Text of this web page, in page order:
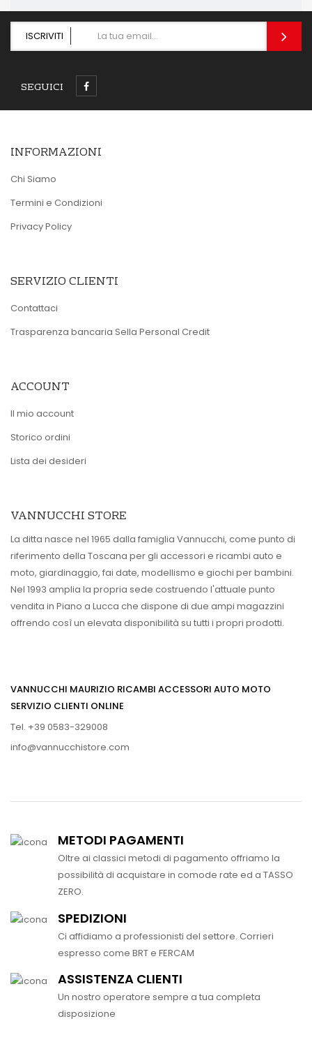
ISCRIVITI
SEGUICI
INFORMAZIONI
Chi Siamo
Termini e Condizioni
Privacy Policy
SERVIZIO CLIENTI
Contattaci
Trasparenza bancaria Sella Personal Credit
ACCOUNT
Il mio account
Storico ordini
Lista dei desideri
VANNUCCHI STORE
La ditta nasce nel 1965 dalla famiglia Vannucchi, come punto di
riferimento della Toscana per gli accessori e ricambi auto e
moto, giardinaggio, fai date, modellismo e giochi per bambini.
Nel 1993 amplia la propria sede costruendo l'attuale punto
vendita in Piano a Lucca che dispone di due ampi magazzini
offrendo così un elevata disponibilità su tutti i propri prodotti.
VANNUCCHI MAURIZIO RICAMBI ACCESSORI AUTO MOTO
SERVIZIO CLIENTI ONLINE
Tel. +39 0583-329008
info@vannucchistore.com
METODI PAGAMENTI
Oltre ai classici metodi di pagamento offriamo la
possibilità di acquistare in comode rate ed a TASSO
ZERO.
SPEDIZIONI
Ci affidiamo a professionisti del settore. Corrieri
espresso come BRT e FERCAM
ASSISTENZA CLIENTI
Un nostro operatore sempre a tua completa
disposizione